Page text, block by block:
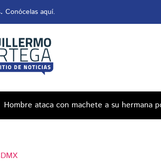
Conócelas aquí.
Hombre ataca con machete a su hermana